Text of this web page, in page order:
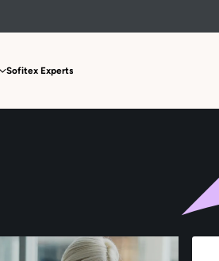
Sofitex Experts
Offre non trouvée